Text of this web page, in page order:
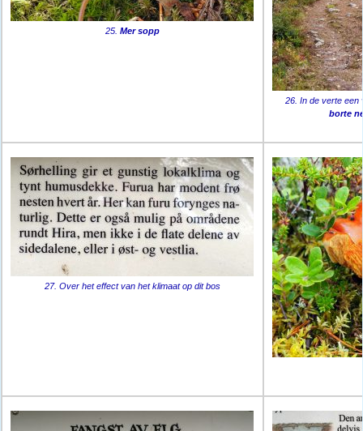
25. Mer sopp
26. In de verte een
borte
27. Over het effect van het klimaat op dit bos